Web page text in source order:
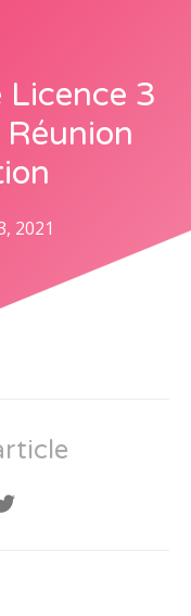
Licence 3
2021